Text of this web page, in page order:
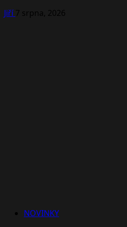
Jiří7 srpna, 2026
NOVINKY